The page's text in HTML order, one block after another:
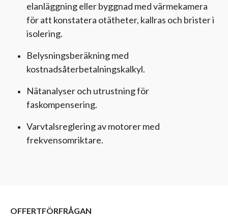
elanläggning eller byggnad med värmekamera
för att konstatera otätheter, kallras och brister i
isolering.
Belysningsberäkning med
kostnadsåterbetalningskalkyl.
Nätanalyser och utrustning för
faskompensering.
Varvtalsreglering av motorer med
frekvensomriktare.
OFFERTFÖRFRÅGAN